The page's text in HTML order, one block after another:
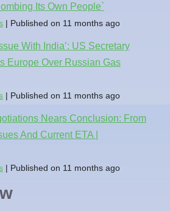
Its Own People`
Published on 11 months ago
With India’: US Secretary
Europe Over Russian Gas
Published on 11 months ago
Nears Conclusion: From
And Current ETA |
Published on 11 months ago